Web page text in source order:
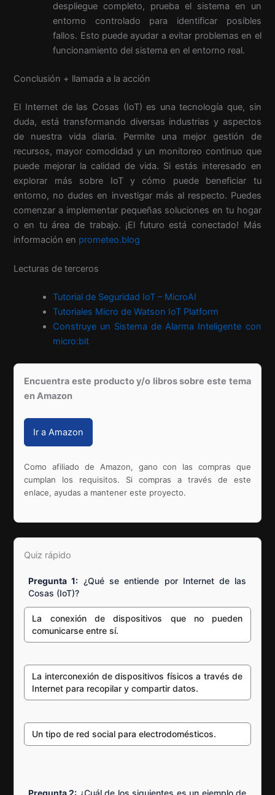
despliegue completo, prueba el sistema en un
entorno controlado para identificar posibles
fallos. Esto puede ayudar a evitar problemas en el
funcionamiento del sistema en el entorno real.
Conclusión + llamada a la acción
El Internet de las Cosas (IoT) es una tecnología que, sin
duda, está transformando diversas industrias y aspectos
de nuestra vida diaria. Permite una mejor gestión de
recursos, mayor comodidad y un monitoreo continuo que
puede mejorar la calidad de vida. Si estás interesado en
explorar más sobre IoT y cómo puede beneficiar tu
entorno, no dudes en investigar más al respecto. Puedes
comenzar a implementar pequeñas soluciones en tu hogar
o en tu área de trabajo. ¡El futuro está conectado! Más
información en prometeo.blog
Lecturas de terceros
Tutorial de Seguridad IoT – MicroAI
Tutoriales Micro de Watson IoT Platform
Construye un Sistema de Alarma Inteligente con
micro:bit
Encuentra este producto y/o libros sobre este tema
en Amazon
Ir a Amazon
Como afiliado de Amazon, gano con las compras que
cumplan los requisitos. Si compras a través de este
enlace, ayudas a mantener este proyecto.
Quiz rápido
Pregunta 1: ¿Qué se entiende por Internet de las
Cosas (IoT)?
La conexión de dispositivos que no pueden
comunicarse entre sí.
La interconexión de dispositivos físicos a través de
Internet para recopilar y compartir datos.
Un tipo de red social para electrodomésticos.